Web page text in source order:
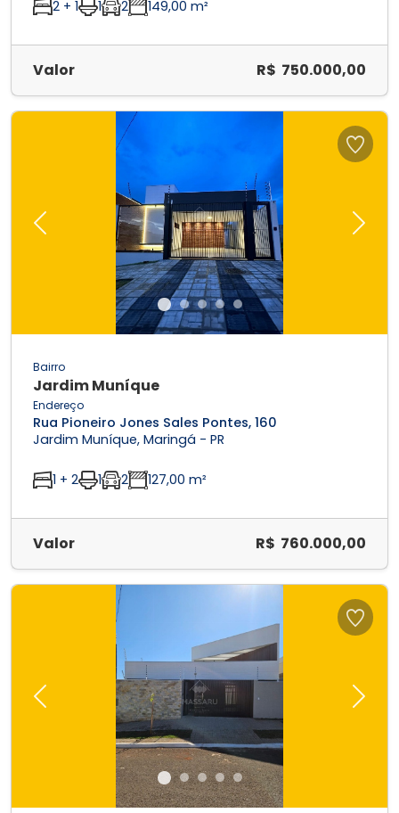
2 + 1 1 2 149,00 m²
Valor R$ 750.000,00
Previous Next
Bairro
Jardim Muníque
Endereço
Rua Pioneiro Jones Sales Pontes, 160
Jardim Muníque, Maringá - PR
1 + 2 1 2 127,00 m²
Valor R$ 760.000,00
Previous Next